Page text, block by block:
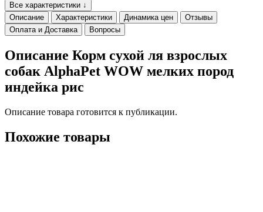
Все характеристики ↓
Описание
Характеристики Динамика цен
Отзывы
Оплата и Доставка
Вопросы
Описание Корм сухой ля взрослых
собак AlphaPet WOW мелких пород
индейка рис
Описание товара готовится к публикации.
Похожие товары